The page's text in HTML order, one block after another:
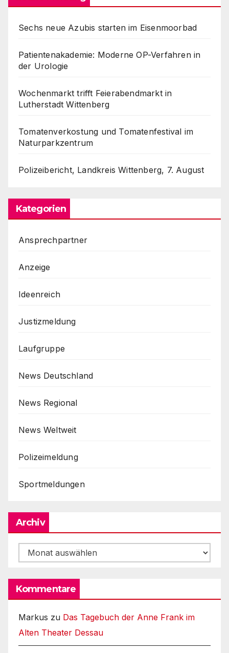
Sechs neue Azubis starten im Eisenmoorbad
Patientenakademie: Moderne OP-Verfahren in
der Urologie
Wochenmarkt trifft Feierabendmarkt in
Lutherstadt Wittenberg
Tomatenverkostung und Tomatenfestival im
Naturparkzentrum
Polizeibericht, Landkreis Wittenberg, 7. August
Kategorien
Ansprechpartner
Anzeige
Ideenreich
Justizmeldung
Laufgruppe
News Deutschland
News Regional
News Weltweit
Polizeimeldung
Sportmeldungen
Archiv
Archiv
Kommentare
Markus zu Das Tagebuch der Anne Frank im
Alten Theater Dessau